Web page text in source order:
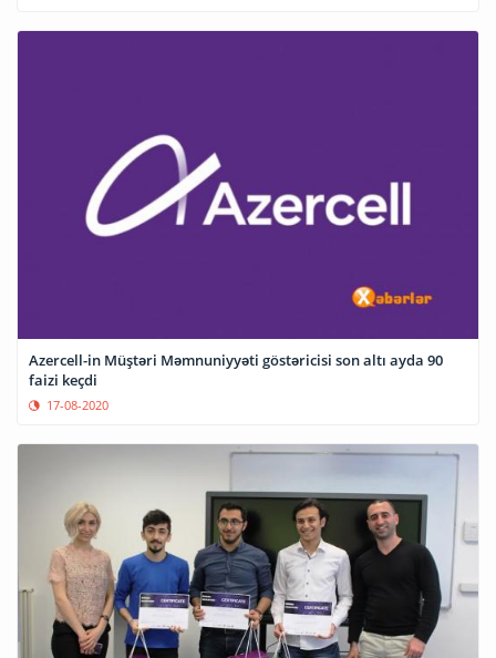
Azercell-in Müştəri Məmnuniyyəti göstəricisi son altı ayda 90
faizi keçdi
17-08-2020